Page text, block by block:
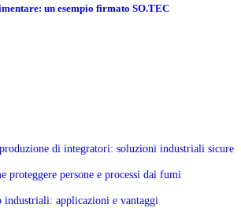
un esempio firmato SO.TEC
di integratori: soluzioni industriali sicure
proteggere persone e processi dai fumi
applicazioni e vantaggi